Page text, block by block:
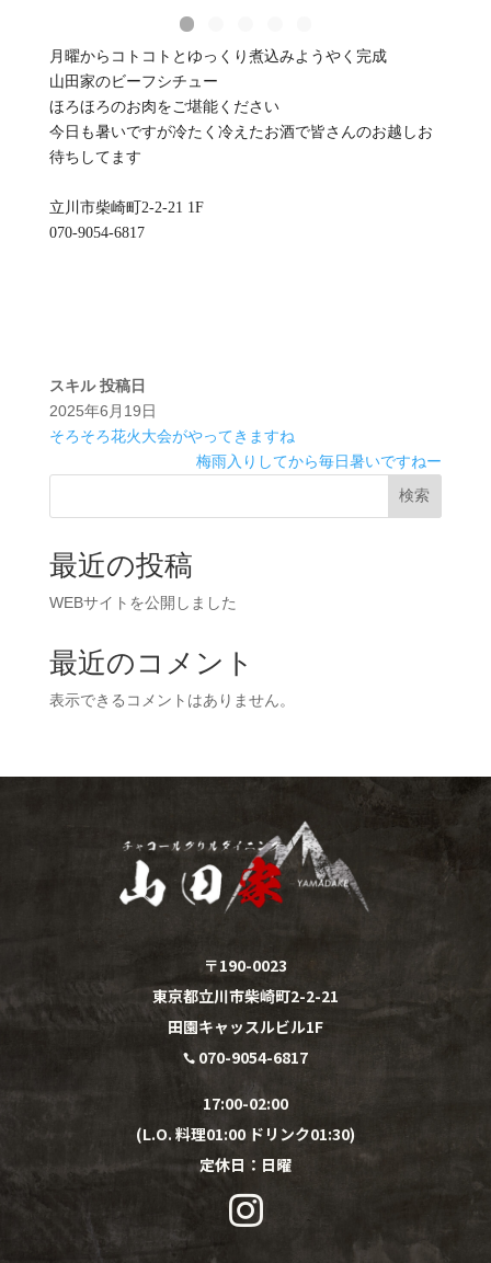
月曜からコトコトとゆっくり煮込みようやく完成
山田家のビーフシチュー
ほろほろのお肉をご堪能ください
今日も暑いですが冷たく冷えたお酒で皆さんのお越しお
待ちしてます
立川市柴崎町2-2-21 1F
070-9054-6817
スキル 投稿日
2025年6月19日
そろそろ花火大会がやってきますね
梅雨入りしてから毎日暑いですねー
検索
最近の投稿
WEBサイトを公開しました
最近のコメント
表示できるコメントはありません。
〒190-0023
東京都立川市柴崎町2-2-21
田園キャッスルビル1F
 070-9054-6817
17:00-02:00
(L.O. 料理01:00 ドリンク01:30)
定休日： 日曜
